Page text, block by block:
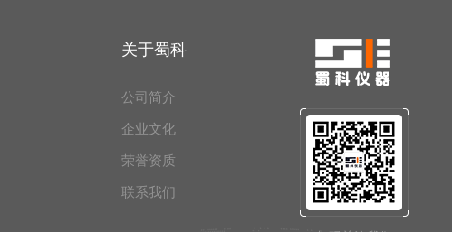
关于蜀科
公司简介
企业文化
荣誉资质
联系我们